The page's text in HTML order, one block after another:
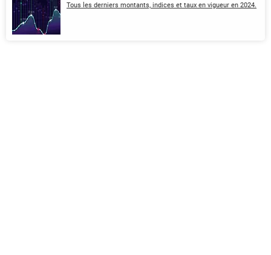
Tous les derniers montants, indices et taux en vigueur en 2024.